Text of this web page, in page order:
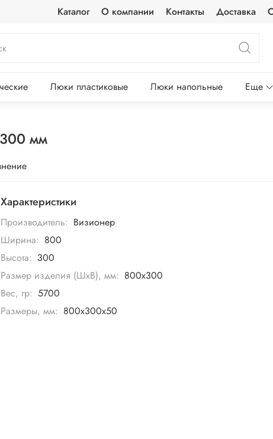
Каталог О компании Контакты Доставка
Люки пластиковые Люки напольные Еще
мм
Характеристики
Производитель: Визионер
Ширина: 800
Высота: 300
Размер изделия (ШхВ), мм: 800х300
Вес, гр: 5700
Размеры, мм: 800х300х50